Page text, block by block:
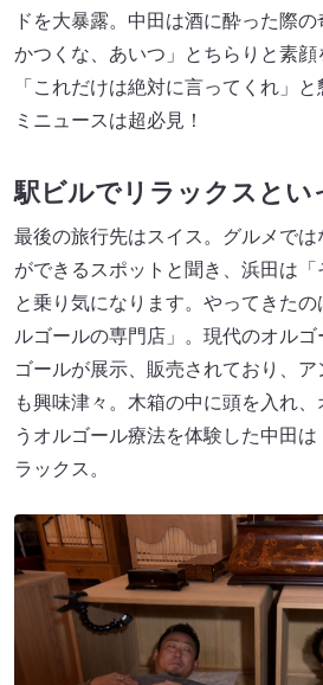
ドを大暴露。中田は酒に酔った際
かつくな、あいつ」とちらりと素
「これだけは絶対に言ってくれ」
ミニュースは超必見！
駅ビルでリラックスと
最後の旅行先はスイス。グルメで
ができるスポットと聞き、浜田は「
と乗り気になります。やってきた
ルゴールの専門店」。現代のオル
ゴールが展示、販売されており、
も興味津々。木箱の中に頭を入れ
うオルゴール療法を体験した中田
ラックス。